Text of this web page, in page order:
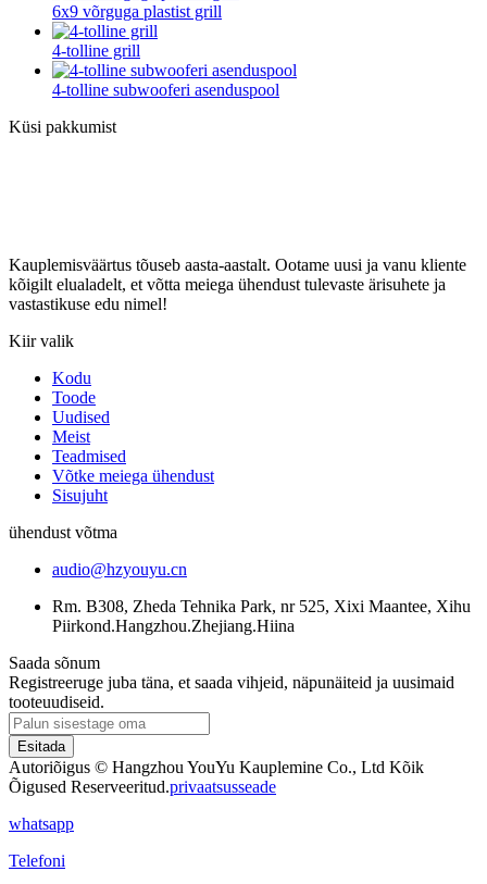
6x9 võrguga plastist grill
4-tolline grill
4-tolline subwooferi asenduspool
Küsi pakkumist
Kauplemisväärtus tõuseb aasta-aastalt. Ootame uusi ja vanu kliente
kõigilt elualadelt, et võtta meiega ühendust tulevaste ärisuhete ja
vastastikuse edu nimel!
Kiir valik
Kodu
Toode
Uudised
Meist
Teadmised
Võtke meiega ühendust
Sisujuht
ühendust võtma
audio@hzyouyu.cn
Rm. B308, Zheda Tehnika Park, nr 525, Xixi Maantee, Xihu
Piirkond.Hangzhou.Zhejiang.Hiina
Saada sõnum
Registreeruge juba täna, et saada vihjeid, näpunäiteid ja uusimaid
tooteuudiseid.
Esitada
Autoriõigus © Hangzhou YouYu Kauplemine Co., Ltd Kõik
Õigused Reserveeritud.privaatsusseade
whatsapp
Telefoni